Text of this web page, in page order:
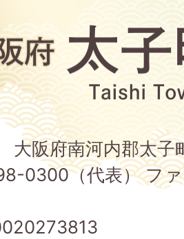
阪府南河内郡太子
0300（代表） フ